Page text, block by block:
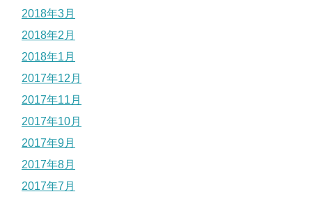
2018年3月
2018年2月
2018年1月
2017年12月
2017年11月
2017年10月
2017年9月
2017年8月
2017年7月